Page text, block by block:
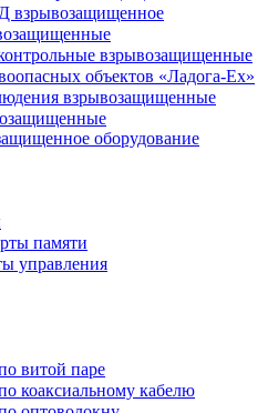
взрывозащищенное
взрывозащищенные
объектов «Ладога-Ex»
взрывозащищенные
оборудование
памяти
управления
витой паре
коаксиальному кабелю